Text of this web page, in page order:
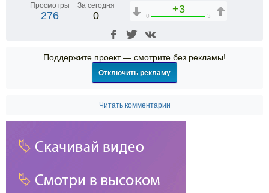
Просмотры
276
За сегодня
0
+3
0 3
Поддержите проект — смотрите без рекламы!
Отключить рекламу
Читать комментарии